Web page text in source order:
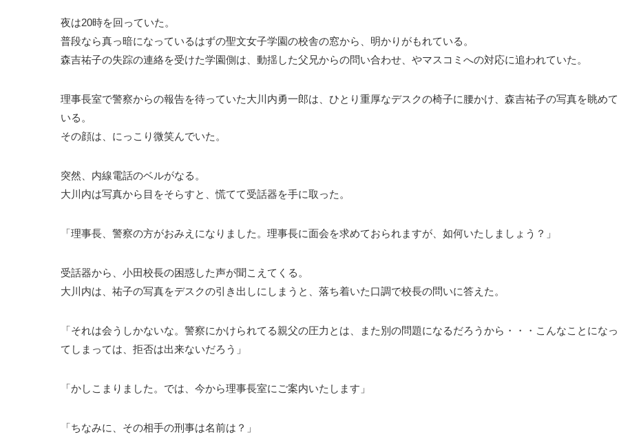
夜は20時を回っていた。
普段なら真っ暗になっているはずの聖文女子学園の校舎の窓から、明かりがもれている。
森吉祐子の失踪の連絡を受けた学園側は、動揺した父兄からの問い合わせ、やマスコミへの対応に追われていた。
理事長室で警察からの報告を待っていた大川内勇一郎は、ひとり重厚なデスクの椅子に腰かけ、森吉祐子の写真を眺めて
いる。
その顔は、にっこり微笑んでいた。
突然、内線電話のベルがなる。
大川内は写真から目をそらすと、慌てて受話器を手に取った。
「理事長、警察の方がおみえになりました。理事長に面会を求めておられますが、如何いたしましょう？」
受話器から、小田校長の困惑した声が聞こえてくる。
大川内は、祐子の写真をデスクの引き出しにしまうと、落ち着いた口調で校長の問いに答えた。
「それは会うしかないな。警察にかけられてる親父の圧力とは、また別の問題になるだろうから・・・こんなことになっ
てしまっては、拒否は出来ないだろう」
「かしこまりました。では、今から理事長室にご案内いたします」
「ちなみに、その相手の刑事は名前は？」